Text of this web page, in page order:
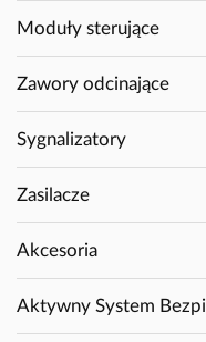
Moduły sterujące
Zawory odcinające
Sygnalizatory
Zasilacze
Akcesoria
Aktywny System